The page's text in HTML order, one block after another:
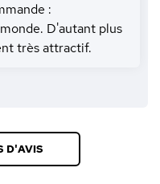
:
D'autant plus
très attractif.
D'AVIS